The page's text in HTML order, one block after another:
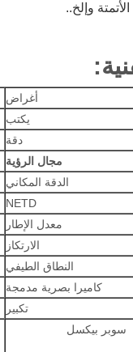
و إلخ..
أغراض
يكتب
دقة
مجال الرؤية
الدقة المكاني
NETD
معدل الإطار
الارتكاز
النطاق الطيفي
كاميرا بصرية مدمجة
تكبير
سوبر بيكسل